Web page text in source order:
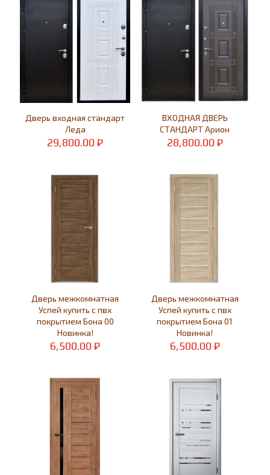
Дверь входная стандарт
Леда
29,800.00₽
ВХОДНАЯ ДВЕРЬ
СТАНДАРТ Арион
28,800.00 ₽
Дверь межкомнатная
Успей купить с пвх
покрытием Бона 00
Новинка!
6,500.00₽
Дверь межкомнатная
Успей купить с пвх
покрытием Бона 01
Новинка!
6,500.00 ₽